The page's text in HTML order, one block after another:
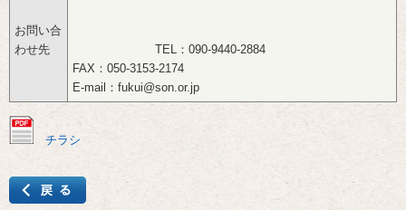
お問い合
わせ先
TEL：090-9440‐2884‌
FAX：050-3153‐2174‌
E-mail：fukui@son.or.jp
チラシ